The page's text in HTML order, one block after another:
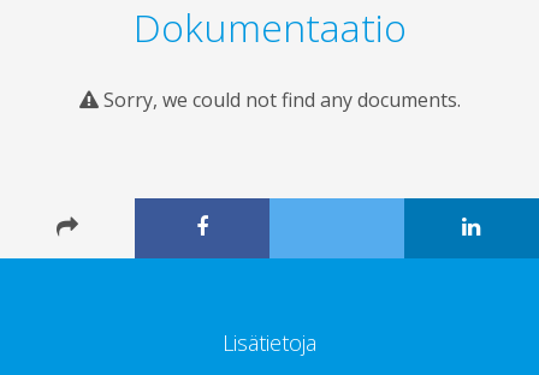
Dokumentaatio
Sorry, we could not find any documents.
Lisätietoja